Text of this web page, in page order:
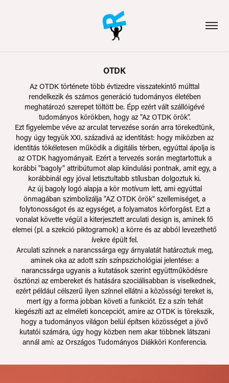
OTDK
Az OTDK története több évtizedre visszatekintő múlttal
rendelkezik és számos generáció tudományos életében
meghatározó szerepet töltött be. Épp ezért vált szállóigévé
tudományos körökben, hogy az "Az OTDK örök".
Ezt figyelembe véve az arculat tervezése során arra törekedtünk,
hogy úgy tegyük XXI. századivá az identitást: hogy miközben az
identitás tökéletesen működik a digitális térben, egyúttal ápolja is
az OTDK hagyományait. Ezért a tervezés során megtartottuk a
korábbi "bagoly" attribútumot alap kiindulási pontnak, amit egy, a
korábbinál egy jóval letisztultabb stílusban dolgoztuk ki.
Az új bagoly logó alapja a kör motívum lett, ami egyúttal
önmagában szimbolizálja "AZ OTDK örök" szellemiséget, a
folytonosságot és az egységet, a folyamatos körforgást. Ezt a
vonalat követte végül a kiterjesztett arculati design is, aminek fő
elemei (pl. a szekció piktogramok) a körre és az abból levezethető
ívekre épült fel.
Arculati színnek a narancssárga egy árnyalatát határoztuk meg,
aminek oka az adott szín színpszichológiai jelentése: a
narancssárga ugyanis a kutatások szerint együttműködésre
ösztönzi az embereket és hatására szociálisabban is viselkednek,
ezért például célszerű ilyen színnel ellátni a közösségi tereket is,
mert így a forma jobban követi a funkciót. Ez a szín tehát
kiegészíti azt az elméleti koncepciót, amire az OTDK is törekszik,
hogy a tudományos világon belül építsen közösséget a jövő
kutatói számára, úgy hogy közben nem akar többnek látszani
annál ami: az Országos Tudományos Diákköri Konferencia.